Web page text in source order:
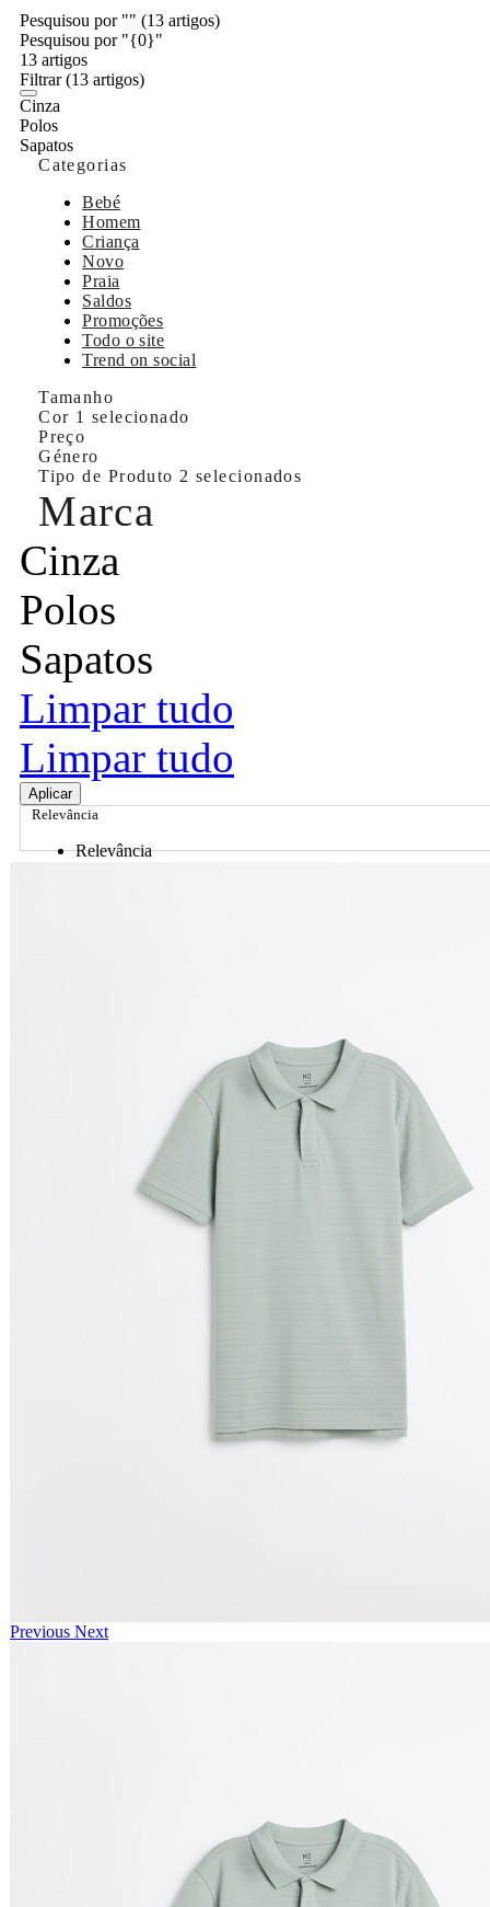
Pesquisou por "" (13 artigos)
Pesquisou por "{0}"
13 artigos
Filtrar(13 artigos)
Cinza
Polos
Sapatos
Categorias
Bebé
Homem
Criança
Novo
Praia
Saldos
Promoções
Todo o site
Trend on social
Tamanho
Cor 1 selecionado
Preço
Género
Tipo de Produto 2 selecionados
Marca
Cinza
Polos
Sapatos
Limpar tudo
Limpar tudo
Aplicar
Relevância
Relevância
Nome do Produto A - Z
Nome do Produto Z - A
Previous Next